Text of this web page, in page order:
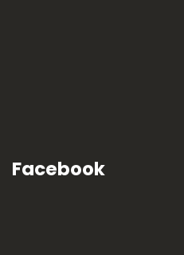
Facebook